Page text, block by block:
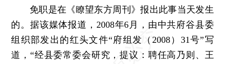
免职是在《瞭望东方周刊》报出此事当天发生
的。据该媒体报道，2008年6月，由中共府谷县委
组织部发出的红头文件“府组发（2008）31号”写
道，“经县委常委会研究，提议：聘任高乃则、王